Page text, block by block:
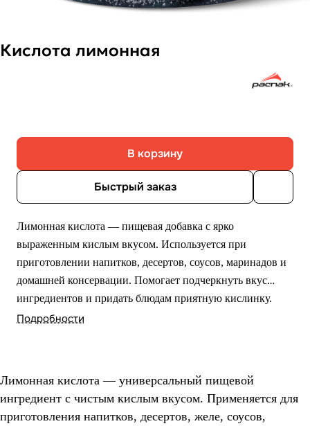
Кислота лимонная
В корзину
Быстрый заказ
Лимонная кислота — пищевая добавка с ярко
выраженным кислым вкусом. Используется при
приготовлении напитков, десертов, соусов, маринадов и
домашней консервации. Помогает подчеркнуть вкус
ингредиентов и придать блюдам приятную кислинку.
Подробности
Лимонная кислота — универсальный пищевой
ингредиент с чистым кислым вкусом. Применяется для
приготовления напитков, десертов, желе, соусов,